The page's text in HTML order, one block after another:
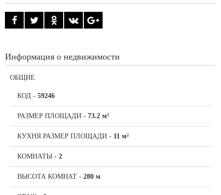
Информация о недвижимости
ОБЩИЕ
КОД - 59246
РАЗМЕР ПЛОЩАДИ - 73.2 м²
КУХНЯ РАЗМЕР ПЛОЩАДИ - 11 м²
КОМНАТЫ - 2
ВЫСОТА КОМНАТ - 280 м